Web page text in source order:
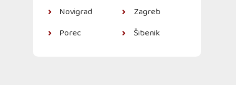
Novigrad
Porec
Zagreb
Šibenik